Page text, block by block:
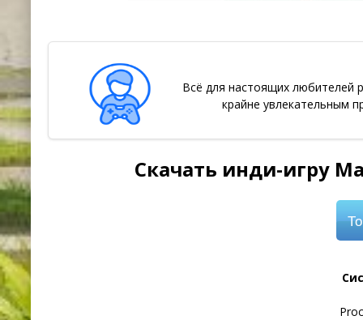
Всё для настоящих любителей
крайне увлекательным
Скачать инди-игру